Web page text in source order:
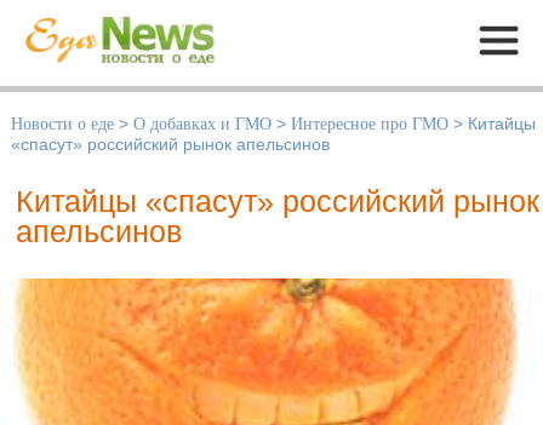
Меню
Новости о еде > О добавках и ГМО > Интересное про ГМО > Китайцы
«спасут» российский рынок апельсинов
Китайцы «спасут» российский рынок
апельсинов